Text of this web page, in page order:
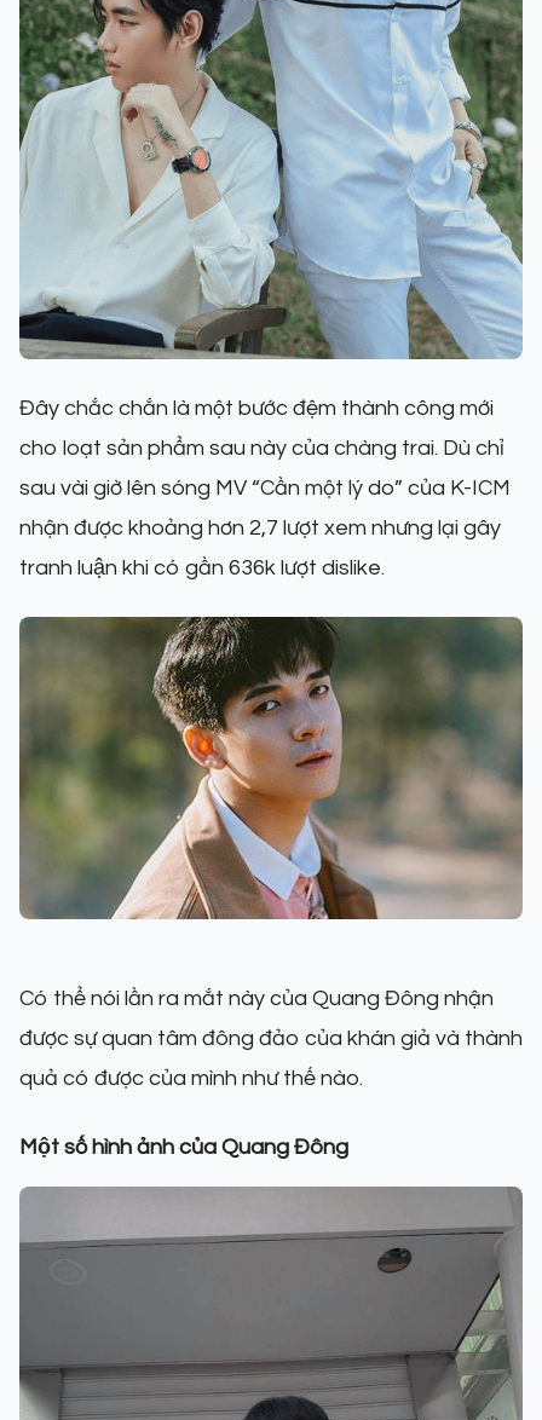
Đây chắc chắn là một bước đệm thành công mới
cho loạt sản phẩm sau này của chàng trai. Dù chỉ
sau vài giờ lên sóng MV “Cần một lý do” của K-ICM
nhận được khoảng hơn 2,7 lượt xem nhưng lại gây
tranh luận khi có gần 636k lượt dislike.
Có thể nói lần ra mắt này của Quang Đông nhận
được sự quan tâm đông đảo của khán giả và thành
quả có được của mình như thế nào.
Một số hình ảnh của Quang Đông